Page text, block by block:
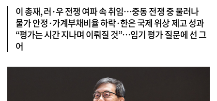
이 총재, 러·우 전쟁 여파 속 취임…중동 전쟁 중 물러나
물가 안정·가계부채비율 하락·한은 국제 위상 제고 성과
“평가는 시간 지나며 이뤄질 것”…임기 평가 질문에 선 그
어